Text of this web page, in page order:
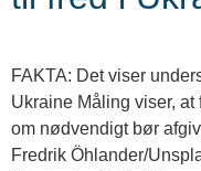
FAKTA: Det viser
Ukraine Måling viser,
om nødvendigt bør
Fredrik Öhlander/